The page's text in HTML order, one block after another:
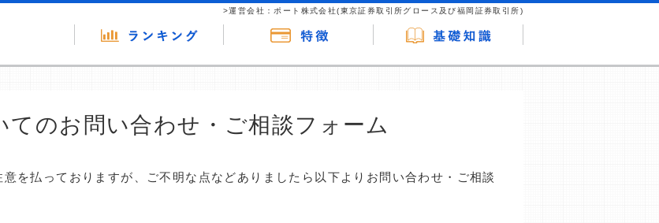
>運営会社：ポート株式会社(東京証券取引所グロース及び福岡証券取引所)
てのお問い合わせ・ご相談フォーム
を払っておりますが、ご不明な点などありましたら以下よりお問い合わせ・ご相談